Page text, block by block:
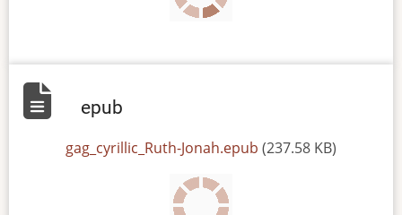
epub
gag_cyrillic_Ruth-Jonah.epub (237.58 KB)